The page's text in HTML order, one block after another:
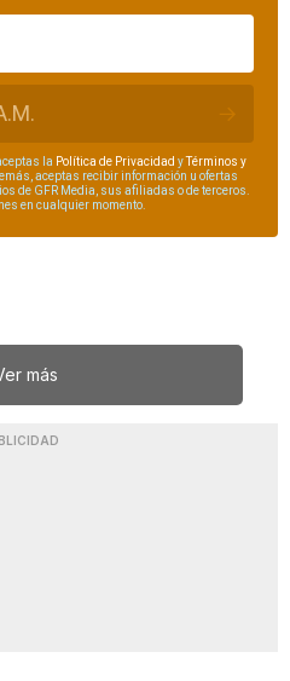
la Política de Privacidad yTérminos y
aceptas recibir información u ofertas
de GFR Media, sus afiliadas o de terceros.
en cualquier momento.
más